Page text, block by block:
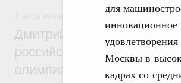
для
инновационное
Москвы в
кадрах со
Отрасль
Дмитрий Чернышенко и
российскую сборную с
олимпиаде по